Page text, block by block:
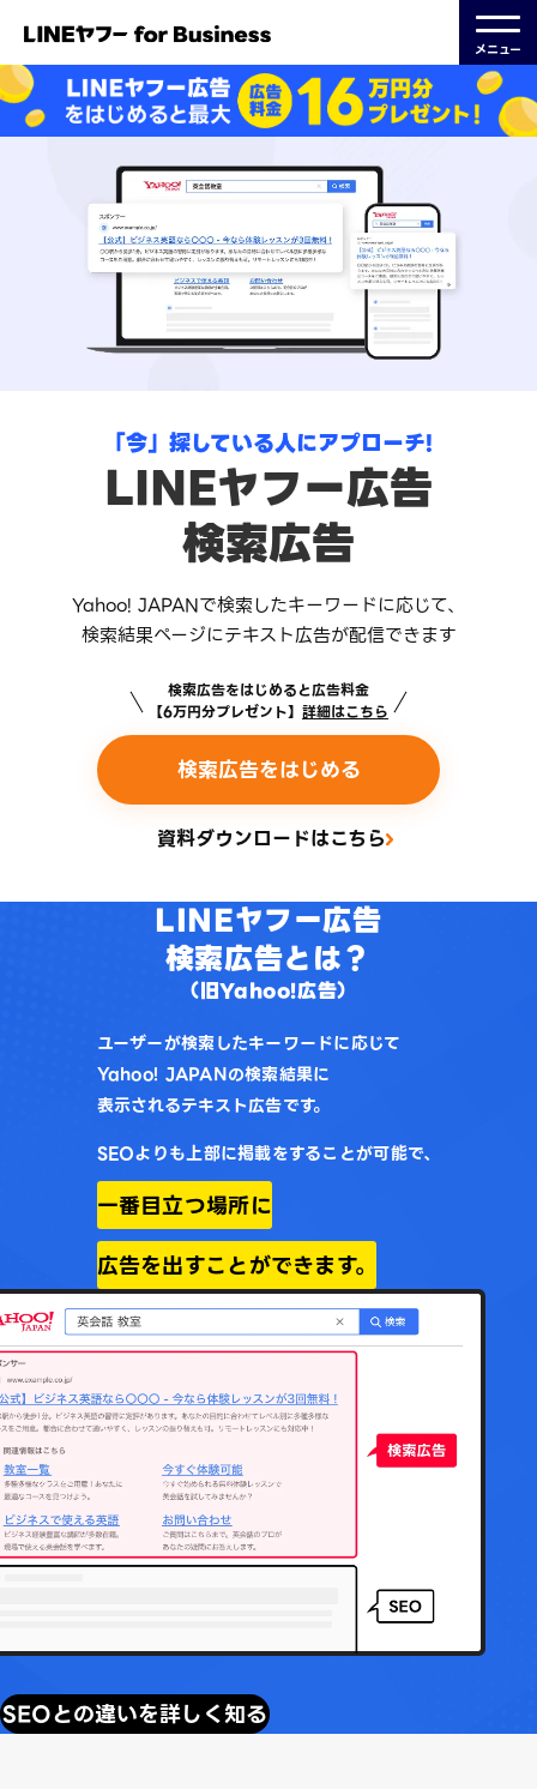
メニュー
「今」探している人にアプローチ!
LINEヤフー広告
検索広告
Yahoo! JAPANで検索したキーワードに応じて、
検索結果ページにテキスト広告が配信できます
検索広告をはじめると広告料金
【6万円分プレゼント】 詳細はこちら
検索広告をはじめる
資料ダウンロードはこちら
LINEヤフー広告
検索広告とは？
（旧Yahoo!広告）
ユーザーが検索したキーワードに応じて
Yahoo! JAPANの検索結果に
表示されるテキスト広告です。
SEOよりも上部に掲載をすることが可能で、
一番目立つ場所に
広告を出すことができます。
SEOとの違いを詳しく知る